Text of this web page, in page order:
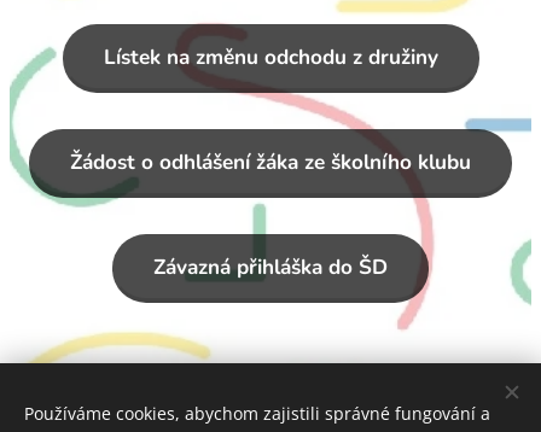
Lístek na změnu odchodu z družiny
Žádost o odhlášení žáka ze školního klubu
Závazná přihláška do ŠD
Používáme cookies, abychom zajistili správné fungování a